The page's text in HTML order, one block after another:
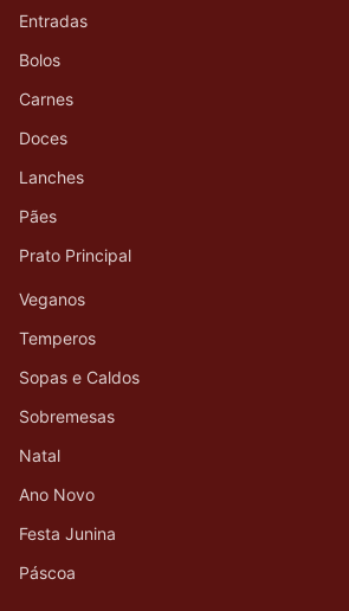
Entradas
Bolos
Carnes
Doces
Lanches
Pães
Prato Principal
Veganos
Temperos
Sopas e Caldos
Sobremesas
Natal
Ano Novo
Festa Junina
Páscoa